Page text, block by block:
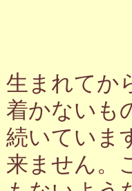
生まれてか
着かないも
続いていま
来ません。